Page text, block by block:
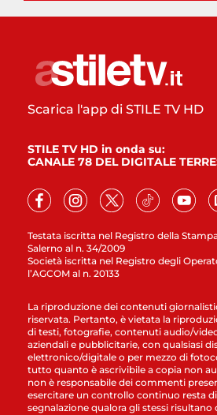
Testata iscritta nel Registro della
Salerno al n. 34/2009
Società iscritta nel Registro degli
l’AGCOM al n. 20133
Scarica l'app di STILE TV HD
STILE TV HD in onda su:
CANALE 78 DEL DIGITALE
La riproduzione dei contenuti
riservata. Pertanto, è vietata la
di testi, fotografie, contenuti audio/
aziendali e pubblicitarie, con qualsiasi
elettronico/digitale o per mezzo di
tutto quanto è ascrivibile a copia non
non è responsabile dei commenti
esercitare un controllo continuo resta
segnalazione qualora gli stessi risultano